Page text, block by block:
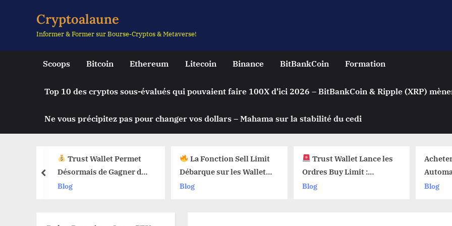
Cryptoalaune
Informer & Former sur Bourse-Cryptos & Metaverse!
Scoops Bitcoin Ethereum Litecoin Binance BitBankCoin Formation
Top 10 des cryptos sous-évalués qui pouvaient faire 100X d’ici 2026 – BitBankCoin & Ripple (XRP)
Ne vous précipitez pas pour changer vos dollars – Mahama sur la stabilité du cedi
Trust Wallet Permet
Désormais de Gagner de
l’Argent Sans Trader ?
Blog
La Fonction Sell Limit
Débarque sur les Wallets
Web3 : Voici Pourquoi Ça
Blog
Trust Wallet Lance les
Ordres Buy Limit :
Comment Acheter vos
Blog
Crypto
Blog
prev